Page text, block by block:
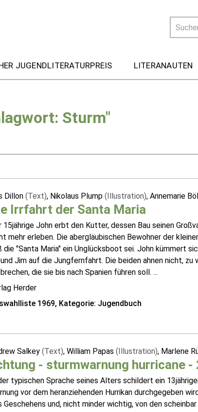
JUGENDLITERATURPREIS LITERANAUTEN
Sturm"
Dillon (Text), Nikolaus Plump (Illustration), Annemarie
Irrfahrt der Santa Maria
15jährige John erbt den Kutter, dessen Bau seinen
mehr erleben. Die abergläubischen Bewohner der
die "Santa Maria" ein Unglücksboot sei. John kümmert
Jim auf die Jungfernfahrt. Die beiden ahnen nicht,
die sie bis nach Spanien führen soll. ...
Herder
1969, Kategorie: Jugendbuch
Salkey (Text), William Papas (Illustration), Marlene
- sturmwarnung hurricane -
typischen Sprache seines Alters schildert ein
vor dem heranziehenden Hurrikan durchgegeben
Geschehens und, nicht minder wichtig, von den